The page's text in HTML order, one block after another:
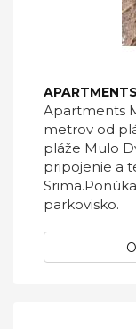
Apartments
metrov od
pláže Mulo
pripojenie a
​​parkovisko.